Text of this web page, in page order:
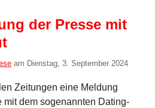
der Presse mit
am Dienstag, 3. September 2024
Zeitungen eine Meldung
mit dem sogenannten Dating-